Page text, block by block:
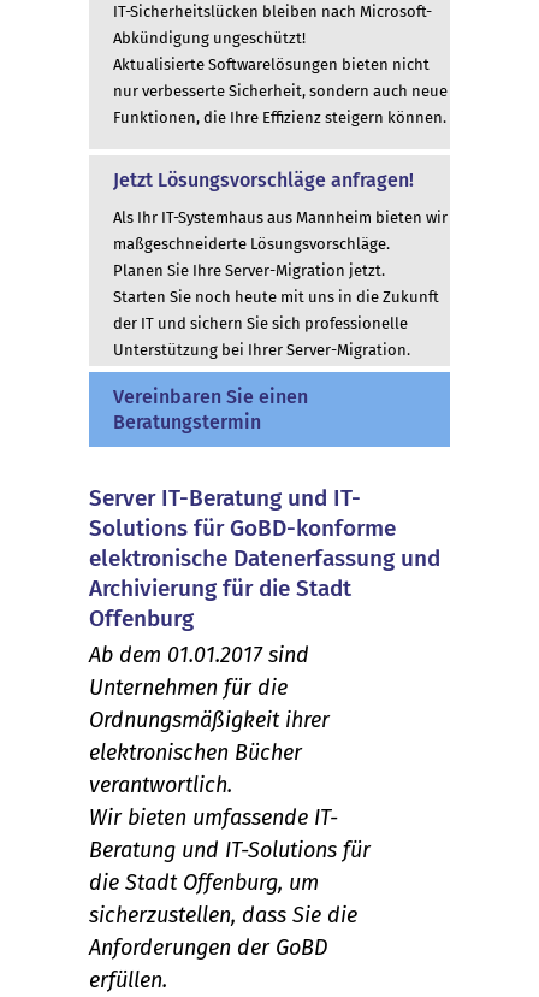
IT-Sicherheitslücken bleiben nach Microsoft-
Abkündigung ungeschützt!
Aktualisierte Softwarelösungen bieten nicht
nur verbesserte Sicherheit, sondern auch neue
Funktionen, die Ihre Effizienz steigern können.
Jetzt Lösungsvorschläge anfragen!
Als Ihr IT-Systemhaus aus Mannheim bieten wir
maßgeschneiderte Lösungsvorschläge.
Planen Sie Ihre Server-Migration jetzt.
Starten Sie noch heute mit uns in die Zukunft
der IT und sichern Sie sich professionelle
Unterstützung bei Ihrer Server-Migration.
Vereinbaren Sie einen
Beratungstermin
Server IT-Beratung und IT-
Solutions für GoBD-konforme
elektronische Datenerfassung und
Archivierung für die Stadt
Offenburg
Ab dem 01.01.2017 sind
Unternehmen für die
Ordnungsmäßigkeit ihrer
elektronischen Bücher
verantwortlich.
Wir bieten umfassende IT-
Beratung und IT-Solutions für
die Stadt Offenburg, um
sicherzustellen, dass Sie die
Anforderungen der GoBD
erfüllen.